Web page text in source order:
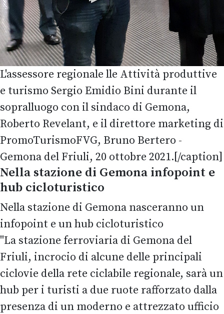
L'assessore regionale lle Attività produttive
e turismo Sergio Emidio Bini durante il
sopralluogo con il sindaco di Gemona,
Roberto Revelant, e il direttore marketing di
PromoTurismoFVG, Bruno Bertero -
Gemona del Friuli, 20 ottobre 2021.[/caption]
Nella stazione di Gemona infopoint e
hub cicloturistico
Nella stazione di Gemona nasceranno un
infopoint e un hub cicloturistico
"La stazione ferroviaria di Gemona del
Friuli, incrocio di alcune delle principali
ciclovie della rete ciclabile regionale, sarà un
hub per i turisti a due ruote rafforzato dalla
presenza di un moderno e attrezzato ufficio